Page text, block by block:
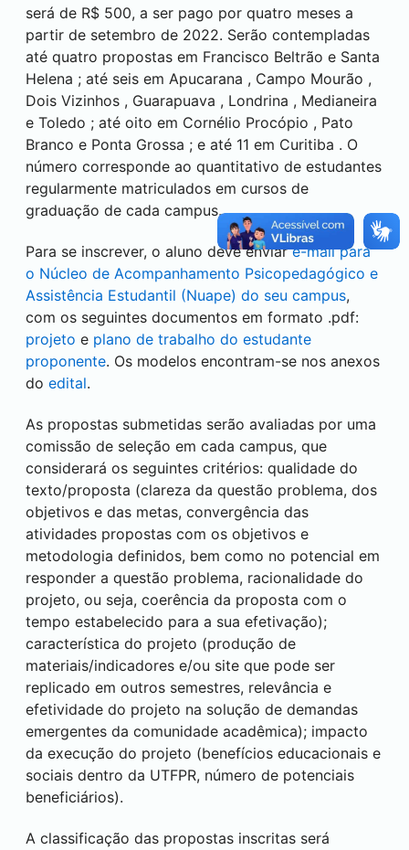
será de R$ 500, a ser pago por quatro meses a
partir de setembro de 2022. Serão contempladas
até quatro propostas em Francisco Beltrão e Santa
Helena ; até seis em Apucarana , Campo Mourão ,
Dois Vizinhos , Guarapuava , Londrina , Medianeira
e Toledo ; até oito em Cornélio Procópio , Pato
Branco e Ponta Grossa ; e até 11 em Curitiba . O
número corresponde ao quantitativo de estudantes
regularmente matriculados em cursos de
graduação de cada campus.
Para se inscrever, o aluno deve enviare-mail para
o Núcleo de Acompanhamento Psicopedagógico e
Assistência Estudantil (Nuape) do seu campus,
com os seguintes documentos em formato .pdf:
projeto e plano de trabalho do estudante
proponente. Os modelos encontram-se nos anexos
do edital.
As propostas submetidas serão avaliadas por uma
comissão de seleção em cada campus, que
considerará os seguintes critérios: qualidade do
texto/proposta (clareza da questão problema, dos
objetivos e das metas, convergência das
atividades propostas com os objetivos e
metodologia definidos, bem como no potencial em
responder a questão problema, racionalidade do
projeto, ou seja, coerência da proposta com o
tempo estabelecido para a sua efetivação);
característica do projeto (produção de
materiais/indicadores e/ou site que pode ser
replicado em outros semestres, relevância e
efetividade do projeto na solução de demandas
emergentes da comunidade acadêmica); impacto
da execução do projeto (benefícios educacionais e
sociais dentro da UTFPR, número de potenciais
beneficiários).
A classificação das propostas inscritas será